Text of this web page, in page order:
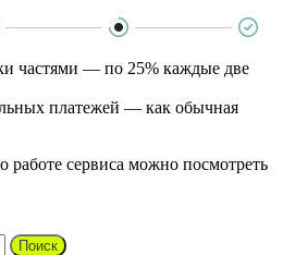
частями — по 25% каждые две
платежей — как обычная
сервиса можно посмотреть
Поиск